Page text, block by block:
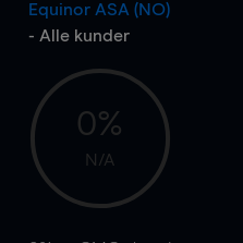
Equinor ASA (NO)
- Alle kunder
0%
N/A